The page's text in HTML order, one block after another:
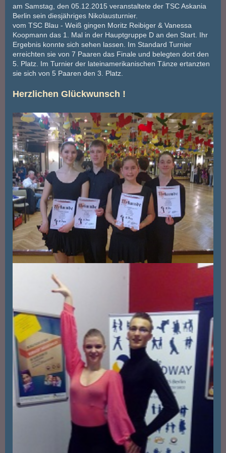
am Samstag, den 05.12.2015 veranstaltete der TSC Askania
Berlin sein diesjähriges Nikolausturnier.
vom TSC Blau - Weiß gingen Moritz Reibiger & Vanessa
Koopmann das 1. Mal in der Hauptgruppe D an den Start. Ihr
Ergebnis konnte sich sehen lassen. Im Standard Turnier
erreichten sie von 7 Paaren das Finale und belegten dort den
5. Platz. Im Turnier der lateinamerikanischen Tänze ertanzten
sie sich von 5 Paaren den 3. Platz.
Herzlichen Glückwunsch !